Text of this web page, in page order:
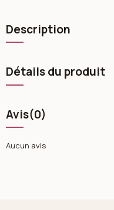
Description
Détails du produit
Avis(0)
Aucun avis